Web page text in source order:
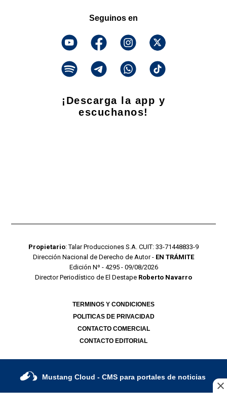
Seguinos en
¡Descarga la app y
escuchanos!
Propietario: Talar Producciones S.A. CUIT: 33-71448833-9
Dirección Nacional de Derecho de Autor - EN TRÁMITE
Edición Nº - 4295 - 09/08/2026
Director Periodístico de El Destape Roberto Navarro
TERMINOS Y CONDICIONES
POLITICAS DE PRIVACIDAD
CONTACTO COMERCIAL
CONTACTO EDITORIAL
Mustang Cloud - CMS para portales de noticias